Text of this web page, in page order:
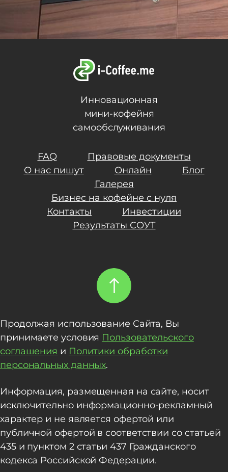
Инновационная
мини-кофейня
самообслуживания
FAQ
Правовые документы
О нас пишут
Онлайн
Блог
Галерея
Бизнес на кофейне с нуля
Контакты
Инвестиции
Результаты СОУТ
Продолжая использование Сайта, Вы
принимаете условия Пользовательского
соглашения и Политики обработки
персональных данных.
Информация, размещенная на сайте, носит
исключительно информационно-рекламный
характер и не является офертой или
публичной офертой в соответствии со статьей
435 и пунктом 2 статьи 437 Гражданского
кодекса Российской Федерации.